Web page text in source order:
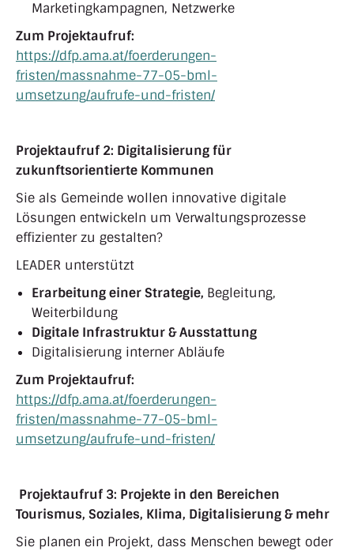
Marketingkampagnen, Netzwerke
Zum Projektaufruf:
https://dfp.ama.at/foerderungen-
fristen/massnahme-77-05-bml-
umsetzung/aufrufe-und-fristen/
Projektaufruf 2: Digitalisierung für
zukunftsorientierte Kommunen
Sie als Gemeinde wollen innovative digitale
Lösungen entwickeln um Verwaltungsprozesse
effizienter zu gestalten?
LEADER unterstützt
Erarbeitung einer Strategie, Begleitung,
Weiterbildung
Digitale Infrastruktur & Ausstattung
Digitalisierung interner Abläufe
Zum Projektaufruf:
https://dfp.ama.at/foerderungen-
fristen/massnahme-77-05-bml-
umsetzung/aufrufe-und-fristen/
Projektaufruf 3: Projekte in den Bereichen
Tourismus, Soziales, Klima, Digitalisierung & mehr
Sie planen ein Projekt, dass Menschen bewegt oder